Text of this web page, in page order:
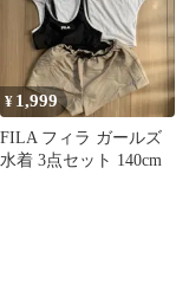
¥ 1,999
FILA フィラ ガールズ
水着 3点セット 140cm